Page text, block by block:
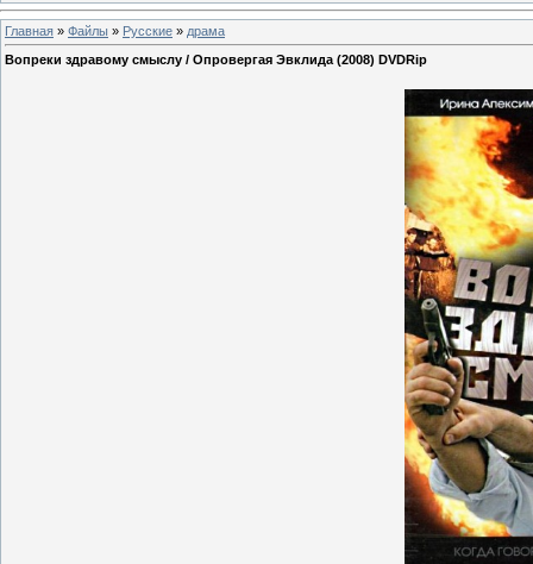
Главная » Файлы » Русские » драма
Вопреки здравому смыслу / Опровергая Эвклида (2008) DVDRip